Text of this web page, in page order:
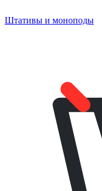
Штативы и моноподы